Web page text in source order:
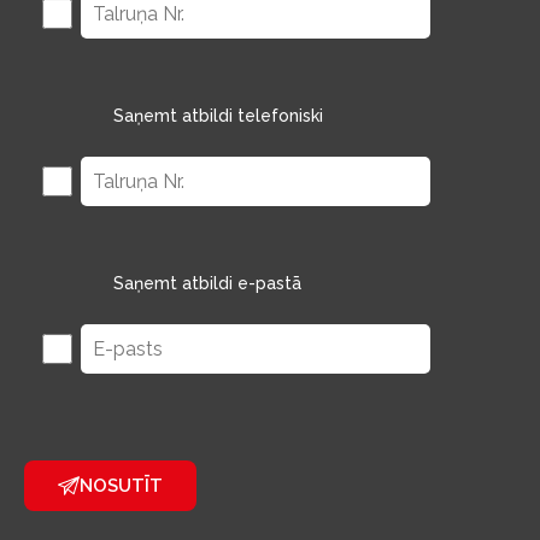
Saņemt atbildi telefoniski
Saņemt atbildi e-pastā
NOSUTĪT